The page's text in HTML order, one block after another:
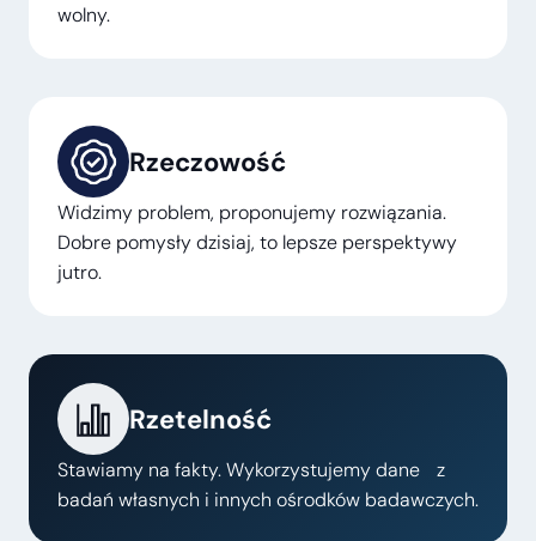
wolny.
Rzeczowość
Widzimy problem, proponujemy rozwiązania.
Dobre pomysły dzisiaj, to lepsze perspektywy
jutro.
Rzetelność
Stawiamy na fakty. Wykorzystujemy dane z
badań własnych i innych ośrodków badawczych.